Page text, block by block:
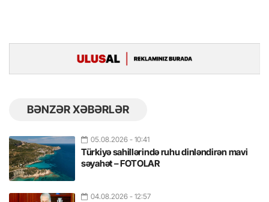
BƏNZƏR XƏBƏRLƏR
05.08.2026 - 10:41
Türkiyə sahillərində ruhu dinləndirən mavi
səyahət – FOTOLAR
04.08.2026 - 12:57